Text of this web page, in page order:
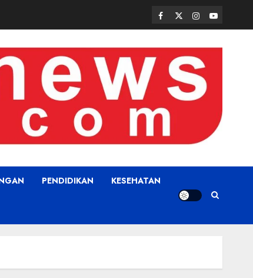
Facebook
TwitterInstagram
Youtube
PENDIDIKAN KESEHATAN